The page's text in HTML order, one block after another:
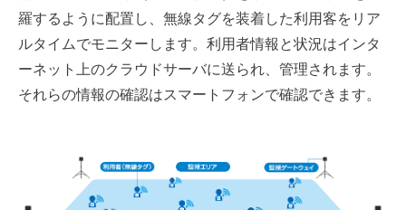
羅するように配置し、無線タグを装着した利用客をリア
ルタイムでモニターします。利用者情報と状況はインタ
ーネット上のクラウドサーバに送られ、管理されます。
それらの情報の確認はスマートフォンで確認できます。